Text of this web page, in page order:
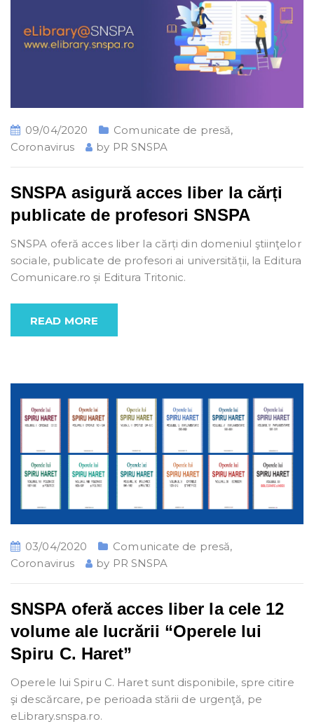
09/04/2020 Comunicate de presă,
Coronavirus
by PR SNSPA
SNSPA asigură acces liber la cărți
publicate de profesori SNSPA
SNSPA oferă acces liber la cărți din domeniul ştiinţelor
sociale, publicate de profesori ai universității, la Editura
Comunicare.ro și Editura Tritonic.
READ MORE
03/04/2020 Comunicate de presă,
Coronavirus
by PR SNSPA
SNSPA oferă acces liber la cele 12
volume ale lucrării “Operele lui
Spiru C. Haret”
Operele lui Spiru C. Haret sunt disponibile, spre citire
şi descărcare, pe perioada stării de urgenţă, pe
eLibrary.snspa.ro.